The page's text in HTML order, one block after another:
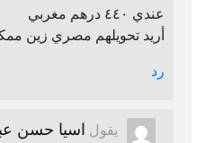
عندي ٤٤٠ درهم مغربي
أريد تحويلهم مصري زين
رد
يقول اسيا حسن